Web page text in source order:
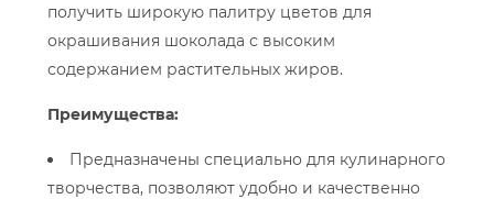
получить широкую палитру цветов для
окрашивания шоколада с высоким
содержанием растительных жиров.
Преимущества:
Предназначены специально для кулинарного
творчества, позволяют удобно и качественно